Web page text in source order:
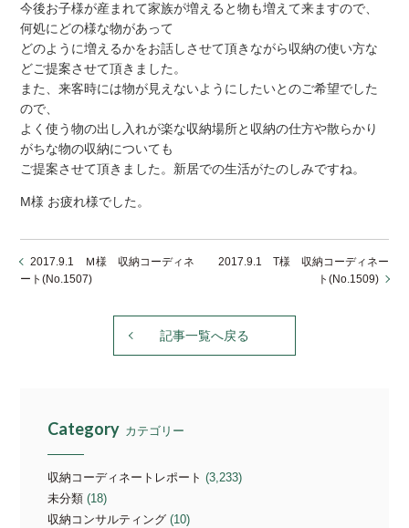
今後お子様が産まれて家族が増えると物も増えて来ますので、
何処にどの様な物があって
どのように増えるかをお話しさせて頂きながら収納の使い方な
どご提案させて頂きました。
また、来客時には物が見えないようにしたいとのご希望でした
ので、
よく使う物の出し入れが楽な収納場所と収納の仕方や散らかり
がちな物の収納についても
ご提案させて頂きました。新居での生活がたのしみですね。
M様 お疲れ様でした。
2017.9.1 Ｍ様 収納コーディネ
ート(No.1507)
2017.9.1 T様 収納コーディネー
ト(No.1509)
記事一覧へ戻る
Category カテゴリー
収納コーディネートレポート (3,233)
未分類 (18)
収納コンサルティング (10)